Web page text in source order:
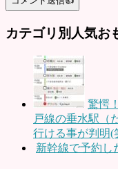
カテゴリ別人気お
驚愕
戸線の垂水駅（
行ける事が判明(
新幹線で予約し